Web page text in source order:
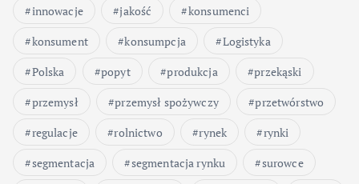
innowacje
jakość
konsumenci
konsument
konsumpcja
Logistyka
Polska
popyt produkcja
przekąski
przemysł
przemysł spożywczy
przetwórstwo
regulacje
rolnictwo rynek
rynki
segmentacja
segmentacja rynku
surowce